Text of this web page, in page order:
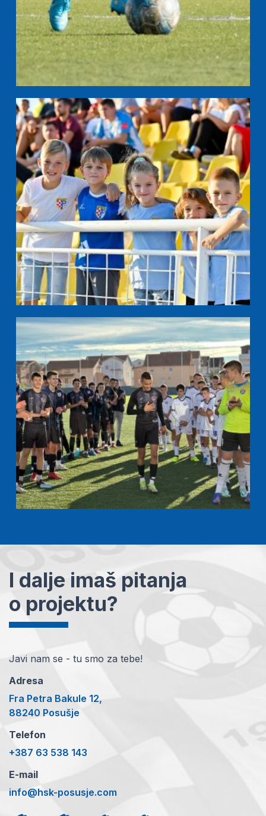
I dalje imaš pitanja
o projektu?
Javi nam se - tu smo za tebe!
Adresa
Fra Petra Bakule 12,
88240 Posušje
Telefon
+387 63 538 143
E-mail
info@hsk-posusje.com